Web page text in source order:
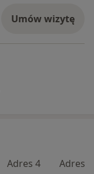
Umów wizytę
Adres 4 Adres 5